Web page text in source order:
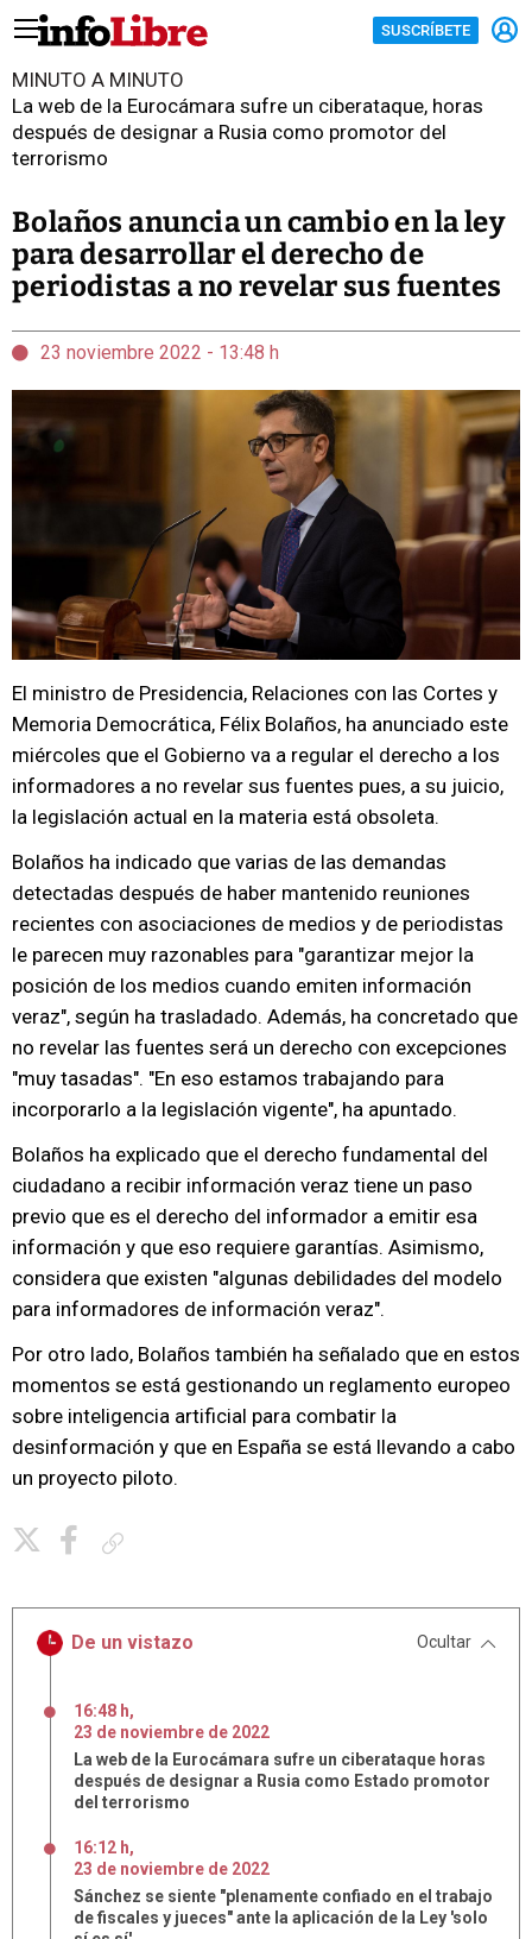
SUSCRÍBETE
MINUTO A MINUTO
La web de la Eurocámara sufre un ciberataque, horas
después de designar a Rusia como promotor del
terrorismo
Bolaños anuncia un cambio en la ley
para desarrollar el derecho de
periodistas a no revelar sus fuentes
23 noviembre 2022 - 13:48 h
El ministro de Presidencia, Relaciones con las Cortes y
Memoria Democrática, Félix Bolaños, ha anunciado este
miércoles que el Gobierno va a regular el derecho a los
informadores a no revelar sus fuentes pues, a su juicio,
la legislación actual en la materia está obsoleta.
Bolaños ha indicado que varias de las demandas
detectadas después de haber mantenido reuniones
recientes con asociaciones de medios y de periodistas
le parecen muy razonables para "garantizar mejor la
posición de los medios cuando emiten información
veraz", según ha trasladado. Además, ha concretado que
no revelar las fuentes será un derecho con excepciones
"muy tasadas". "En eso estamos trabajando para
incorporarlo a la legislación vigente", ha apuntado.
Bolaños ha explicado que el derecho fundamental del
ciudadano a recibir información veraz tiene un paso
previo que es el derecho del informador a emitir esa
información y que eso requiere garantías. Asimismo,
considera que existen "algunas debilidades del modelo
para informadores de información veraz".
Por otro lado, Bolaños también ha señalado que en estos
momentos se está gestionando un reglamento europeo
sobre inteligencia artificial para combatir la
desinformación y que en España se está llevando a cabo
un proyecto piloto.
De un vistazo Ocultar
16:48 h,
23 de noviembre de 2022
La web de la Eurocámara sufre un ciberataque horas
después de designar a Rusia como Estado promotor
del terrorismo
16:12 h,
23 de noviembre de 2022
Sánchez se siente "plenamente confiado en el trabajo
de fiscales y jueces" ante la aplicación de la Ley 'solo